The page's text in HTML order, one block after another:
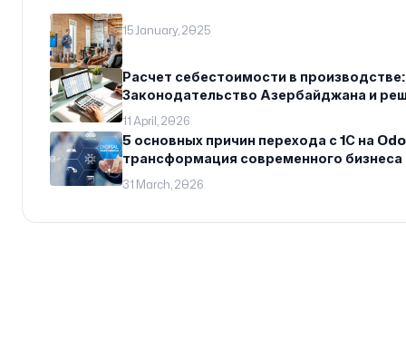
15 January, 2025
Расчет себестоимости в производстве:
Законодательство Азербайджана и
ERP
11 April, 2026
5 основных причин перехода с 1С на
трансформация современного бизнеса
31 March, 2026